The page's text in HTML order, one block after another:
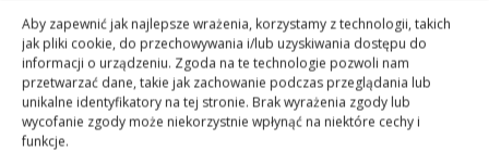
Aby zapewnić jak najlepsze wrażenia, korzystamy z technologii, takich
jak pliki cookie, do przechowywania i/lub uzyskiwania dostępu do
informacji o urządzeniu. Zgoda na te technologie pozwoli nam
przetwarzać dane, takie jak zachowanie podczas przeglądania lub
unikalne identyfikatory na tej stronie. Brak wyrażenia zgody lub
wycofanie zgody może niekorzystnie wpłynąć na niektóre cechy i
funkcje.
Filharmonia Opolska